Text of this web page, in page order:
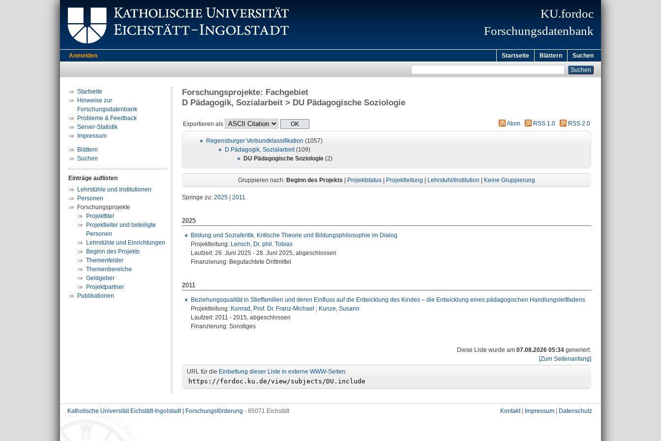
KU.fordoc
Forschungsdatenbank
Anmelden Startseite Blättern Suchen
Startseite
Hinweise zur
Forschungsdatenbank
Probleme & Feedback
Server-Statistik
Impressum
Blättern
Suchen
Einträge auflisten
Lehrstühle und Institutionen
Personen
Forschungsprojekte
Projekttitel
Projektleiter und beteiligte
Personen
Lehrstühle und Einrichtungen
Beginn des Projekts
Themenfelder
Themenbereiche
Geldgeber
Projektpartner
Publikationen
Forschungsprojekte: Fachgebiet
D Pädagogik, Sozialarbeit > DU Pädagogische Soziologie
Exportieren als Atom RSS 1.0 RSS 2.0
Regensburger Verbundklassifikation (1057)
D Pädagogik, Sozialarbeit(109)
DU Pädagogische Soziologie (2)
Gruppieren nach: Beginn des Projekts Projektstatus Projektleitung Lehrstuhl/Institution Keine Gruppierung
Springe zu: 2025 2011
2025
Bildung und Sozialkritik. Kritische Theorie und Bildungsphilosophie im Dialog
Projektleitung: Lensch, Dr. phil. Tobias
Laufzeit: 26. Juni 2025 - 28. Juni 2025, abgeschlossen
Finanzierung: Begutachtete Drittmittel
2011
Beziehungsqualität in Stieffamilien und deren Einfluss auf die Entwicklung des Kindes – die Entwicklung eines pädagogischen Handlungsleitfadens
Projektleitung: Konrad, Prof. Dr. Franz-Michael ; Kunze, Susann
Laufzeit: 2011 - 2015, abgeschlossen
Finanzierung: Sonstiges
Diese Liste wurde am 07.08.2026 05:34 generiert.
[Zum Seitenanfang]
URL für die Einbettung dieser Liste in externe WWW-Seiten:
Katholische Universität Eichstätt-Ingolstadt | Forschungsförderung - 85071 Eichstätt Kontakt| Impressum Datenschutz